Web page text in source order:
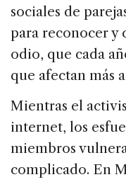
sociales de
para reconocer y
odio, que cada
que afectan más
Mientras el
internet, los
miembros
complicado. En